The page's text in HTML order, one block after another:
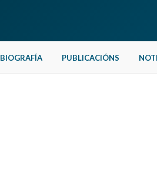
BIOGRAFÍA PUBLICACIÓNS